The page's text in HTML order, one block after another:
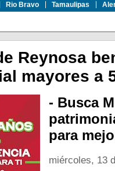
Rio Bravo Tamaulipas
Reynosa
mayores a
- Busca
para
miércoles, 13